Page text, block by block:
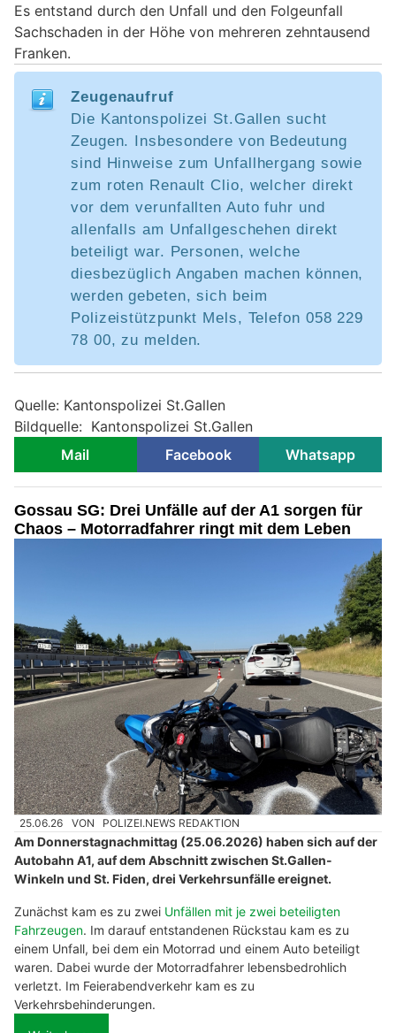
Es entstand durch den Unfall und den Folgeunfall
Sachschaden in der Höhe von mehreren zehntausend
Franken.
Zeugenaufruf
Die Kantonspolizei St.Gallen sucht
Zeugen. Insbesondere von Bedeutung
sind Hinweise zum Unfallhergang sowie
zum roten Renault Clio, welcher direkt
vor dem verunfallten Auto fuhr und
allenfalls am Unfallgeschehen direkt
beteiligt war. Personen, welche
diesbezüglich Angaben machen können,
werden gebeten, sich beim
Polizeistützpunkt Mels, Telefon 058 229
78 00, zu melden.
Quelle: Kantonspolizei St.Gallen
Bildquelle: Kantonspolizei St.Gallen
Mail
Facebook Whatsapp
Gossau SG: Drei Unfälle auf der A1 sorgen für
Chaos – Motorradfahrer ringt mit dem Leben
25.06.26 VON POLIZEI.NEWS REDAKTION
Am Donnerstagnachmittag (25.06.2026) haben sich auf der
Autobahn A1, auf dem Abschnitt zwischen St.Gallen-
Winkeln und St. Fiden, drei Verkehrsunfälle ereignet.
Zunächst kam es zu zwei Unfällen mit je zwei beteiligten
Fahrzeugen. Im darauf entstandenen Rückstau kam es zu
einem Unfall, bei dem ein Motorrad und einem Auto beteiligt
waren. Dabei wurde der Motorradfahrer lebensbedrohlich
verletzt. Im Feierabendverkehr kam es zu
Verkehrsbehinderungen.